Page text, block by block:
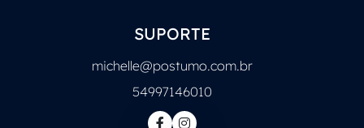
SUPORTE
michelle@postumo.com.br
54997146010